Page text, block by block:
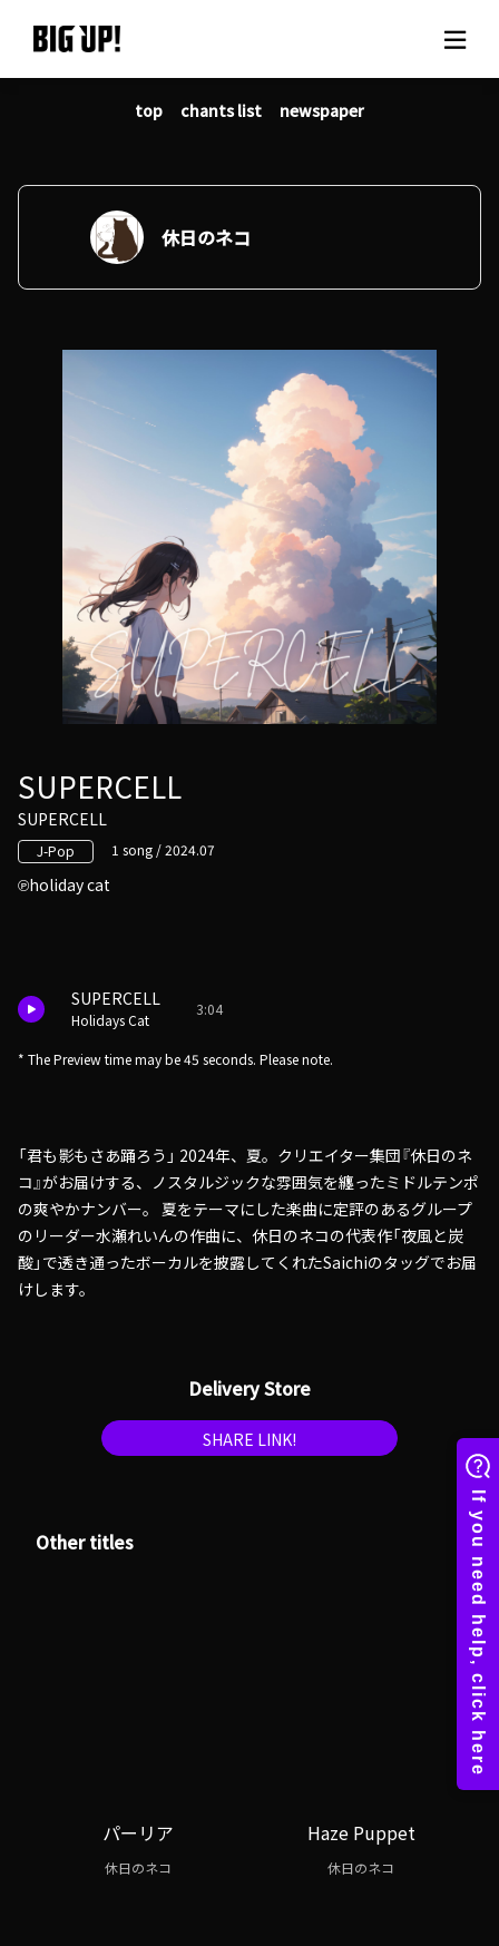
About BIG UP!
News
Rate plan
support
Usage flow
Questions
top chants list newspaper
休日のネコ
SUPERCELL
SUPERCELL
J-Pop 1 song / 2024.07
holiday cat
SUPERCELL
Holidays Cat
3:04
* The Preview time may be 45 seconds. Please note.
「君も影もさあ踊ろう」 2024年、夏。クリエイター集団『休日のネ
コ』がお届けする、ノスタルジックな雰囲気を纏ったミドルテンポ
の爽やかナンバー。 夏をテーマにした楽曲に定評のあるグループ
のリーダー水瀬れいんの作曲に、休日のネコの代表作「夜風と炭
酸」で透き通ったボーカルを披露してくれたSaichiのタッグでお届
けします。
Delivery Store
SHARE LINK!
Other titles
パーリア
休日のネコ
Haze Puppet
休日のネコ